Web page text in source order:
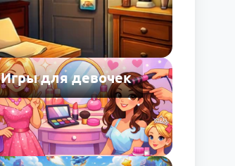
Игры для девочек